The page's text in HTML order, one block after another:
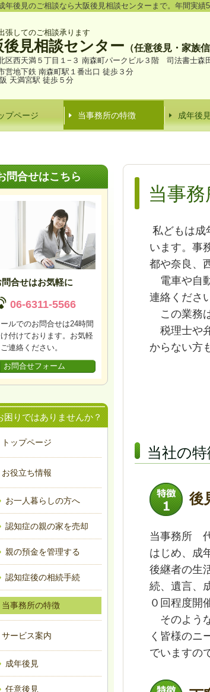
年後見のご相談なら大阪後見相談センターまで。年間実
張してのご相談承ります
後見相談センター （任意後見・家族信
区西天満５丁目１−３ 南森町パークビル３階 司法書士森
営地下鉄 南森町駅１番出口 徒歩３分
天満宮駅 徒歩５分
プページ 当事務所の特徴 成年後見
当事
私どもは成
います。事
都や奈良、
電車や自
連絡くださ
この業務
税理士や
からない方
当社の特
後
当事務所
はじめ、成
後継者の生
続、遺言、
０回程度開
そのよう
く皆様のニ
でいますの
合せはこちら
問合せはお気軽に
06-6311-5566
ールでのお問合せは24時間
付けております。お気軽
連絡ください。
お問合せフォーム
りではありませんか？
トップページ
お役立ち情報
お一人暮らしの方へ
認知症の親の家を売却
親の預金を管理する
認知症後の相続手続
当事務所の特徴
サービス案内
成年後見
任意後見